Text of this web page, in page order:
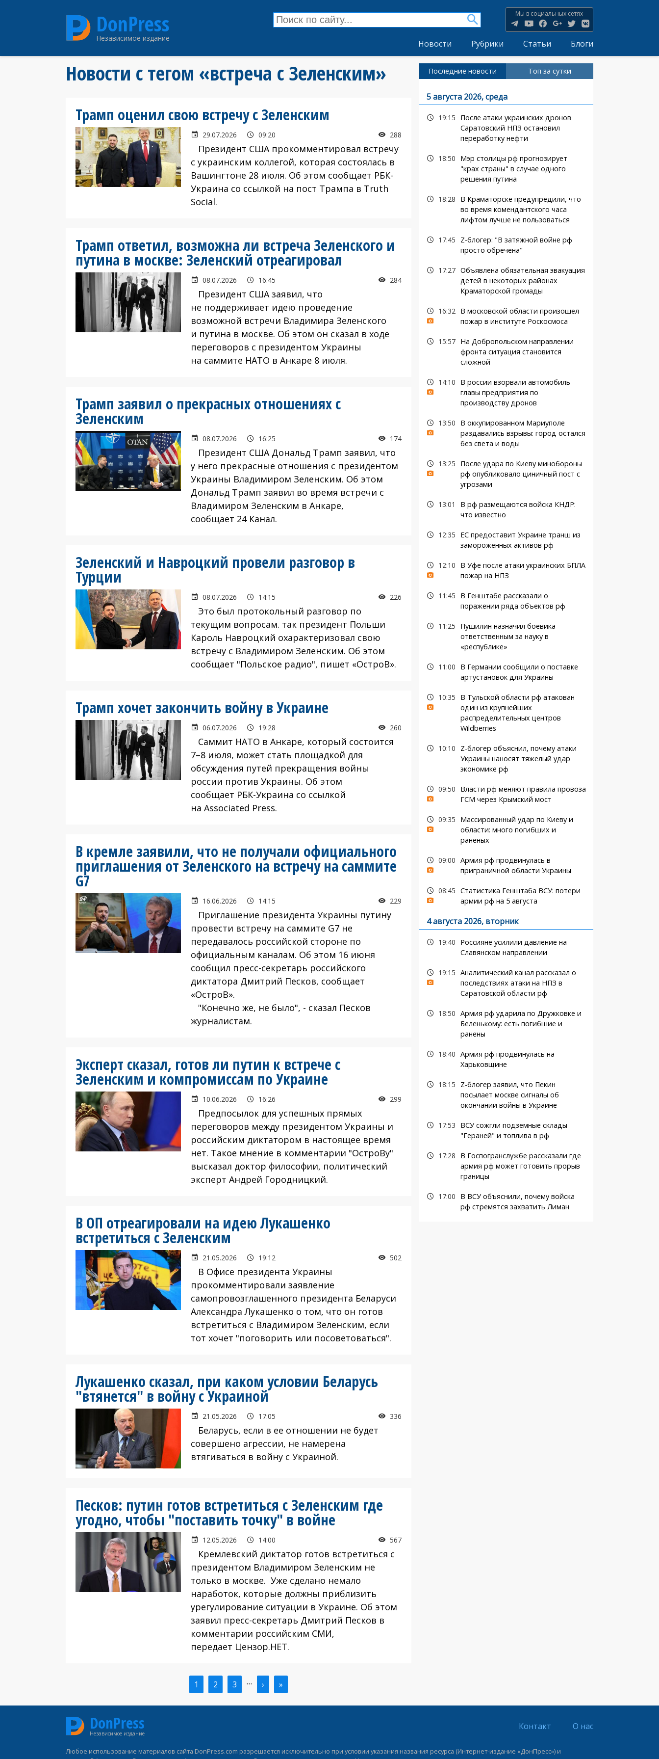
DonPress
Независимое издание
Мы в социальных сетях
Новости Рубрики Статьи Блоги
Новости с тегом «встреча с Зеленским»
Трамп оценил свою встречу с Зеленским
29.07.2026 09:20 288
Президент США прокомментировал встречу
с украинским коллегой, которая состоялась в
Вашингтоне 28 июля. Об этом сообщает РБК-
Украина со ссылкой на пост Трампа в Truth
Social.
Трамп ответил, возможна ли встреча Зеленского и
путина в москве: Зеленский отреагировал
08.07.2026 16:45 284
Президент США заявил, что
не поддерживает идею проведение
возможной встречи Владимира Зеленского
и путина в москве. Об этом он сказал в ходе
переговоров с президентом Украины
на саммите НАТО в Анкаре 8 июля.
Трамп заявил о прекрасных отношениях с
Зеленским
08.07.2026 16:25 174
Президент США Дональд Трамп заявил, что
у него прекрасные отношения с президентом
Украины Владимиром Зеленским. Об этом
Дональд Трамп заявил во время встречи с
Владимиром Зеленским в Анкаре,
сообщает 24 Канал.
Зеленский и Навроцкий провели разговор в
Турции
08.07.2026 14:15 226
Это был протокольный разговор по
текущим вопросам. так президент Польши
Кароль Навроцкий охарактеризовал свою
встречу с Владимиром Зеленским. Об этом
сообщает "Польское радио", пишет «ОстроВ».
Трамп хочет закончить войну в Украине
06.07.2026 19:28 260
Саммит НАТО в Анкаре, который состоится
7–8 июля, может стать площадкой для
обсуждения путей прекращения войны
россии против Украины. Об этом
сообщает РБК-Украина со ссылкой
на Associated Press.
В кремле заявили, что не получали официального
приглашения от Зеленского на встречу на саммите
G7
16.06.2026 14:15 229
Приглашение президента Украины путину
провести встречу на саммите G7 не
передавалось российской стороне по
официальным каналам. Об этом 16 июня
сообщил пресс-секретарь российского
диктатора Дмитрий Песков, сообщает
«ОстроВ».
"Конечно же, не было", - сказал Песков
журналистам.
Эксперт сказал, готов ли путин к встрече с
Зеленским и компромиссам по Украине
10.06.2026 16:26 299
Предпосылок для успешных прямых
переговоров между президентом Украины и
российским диктатором в настоящее время
нет. Такое мнение в комментарии "ОстроВу"
высказал доктор философии, политический
эксперт Андрей Городницкий.
В ОП отреагировали на идею Лукашенко
встретиться с Зеленским
21.05.2026 19:12 502
В Офисе президента Украины
прокомментировали заявление
самопровозглашенного президента Беларуси
Александра Лукашенко о том, что он готов
встретиться с Владимиром Зеленским, если
тот хочет "поговорить или посоветоваться".
Лукашенко сказал, при каком условии Беларусь
"втянется" в войну с Украиной
21.05.2026 17:05 336
Беларусь, если в ее отношении не будет
совершено агрессии, не намерена
втягиваться в войну с Украиной.
Песков: путин готов встретиться с Зеленским где
угодно, чтобы "поставить точку" в войне
12.05.2026 14:00 567
Кремлевский диктатор готов встретиться с
президентом Владимиром Зеленским не
только в москве. Уже сделано немало
наработок, которые должны приблизить
урегулирование ситуации в Украине. Об этом
заявил пресс-секретарь Дмитрий Песков в
комментарии российским СМИ,
передает Цензор.НЕТ.
Текущая
страница
1 Страница
2 Страница
3 … Следующая
страница
› Последняя
страница
»
Последние новости Топ за сутки
5 августа 2026, среда
19:15
После атаки украинских дронов
Саратовский НПЗ остановил
переработку нефти
18:50
Мэр столицы рф прогнозирует
"крах страны" в случае одного
решения путина
18:28
В Краматорске предупредили, что
во время комендантского часа
лифтом лучше не пользоваться
17:45
Z-блогер: "В затяжной войне рф
просто обречена"
17:27 Объявлена обязательная эвакуация
детей в некоторых районах
Краматорской громады
16:32
В московской области произошел
пожар в институте Роскосмоса
15:57
На Добропольском направлении
фронта ситуация становится
сложной
14:10
В россии взорвали автомобиль
главы предприятия по
производству дронов
13:50
В оккупированном Мариуполе
раздавались взрывы: город остался
без света и воды
13:25
После удара по Киеву минобороны
рф опубликовало циничный пост с
угрозами
13:01
В рф размещаются войска КНДР:
что известно
12:35
ЕС предоставит Украине транш из
замороженных активов рф
12:10
В Уфе после атаки украинских БПЛА
пожар на НПЗ
11:45
В Генштабе рассказали о
поражении ряда объектов рф
11:25
Пушилин назначил боевика
ответственным за науку в
«республике»
11:00
В Германии сообщили о поставке
артустановок для Украины
10:35
В Тульской области рф атакован
один из крупнейших
распределительных центров
Wildberries
10:10
Z-блогер объяснил, почему атаки
Украины наносят тяжелый удар
экономике рф
09:50
Власти рф меняют правила провоза
ГСМ через Крымский мост
09:35
Массированный удар по Киеву и
области: много погибших и
раненых
09:00 Армия рф продвинулась в
приграничной области Украины
08:45 Статистика Генштаба ВСУ: потери
армии рф на 5 августа
4 августа 2026, вторник
19:40
Россияне усилили давление на
Славянском направлении
19:15 Аналитический канал рассказал о
последствиях атаки на НПЗ в
Саратовской области рф
18:50 Армия рф ударила по Дружковке и
Беленькому: есть погибшие и
ранены
18:40 Армия рф продвинулась на
Харьковщине
18:15
Z-блогер заявил, что Пекин
посылает москве сигналы об
окончании войны в Украине
17:53
ВСУ сожгли подземные склады
"Гераней" и топлива в рф
17:28
В Госпогранслужбе рассказали где
армия рф может готовить прорыв
границы
17:00
В ВСУ объяснили, почему войска
рф стремятся захватить Лиман
DonPress
Независимое издание
Контакт О нас
Любое использование материалов сайта DonPress.com разрешается исключительно при условии указания названия ресурса (Интернет-издание «ДонПресс») и